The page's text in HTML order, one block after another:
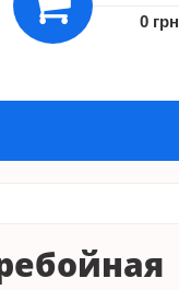
0 грн